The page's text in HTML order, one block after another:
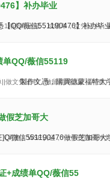
】补办毕业
精仿毕业证，成绩单，文凭证书
【QQ/薇信551190476】补办毕
单QQ/薇信55119
文凭证书，做留信网认证（可查
製作文憑，購買德蒙福特大
假芝加哥大
查）WSE认证，“一手代辦國外
微信551190476做假芝加哥
+成绩单QQ/薇信55